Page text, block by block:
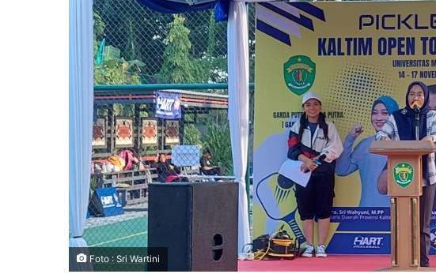
Foto : Sri Wartini